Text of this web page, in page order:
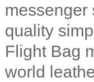
messenger
quality
Flight Bag
world